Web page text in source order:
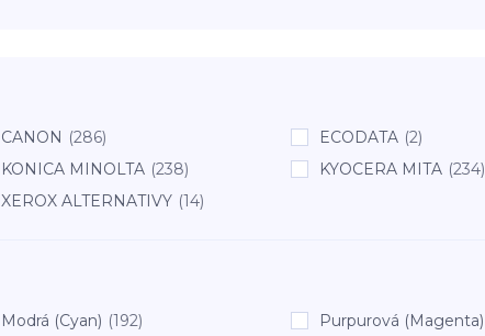
CANON (286) ECODATA (2)
KONICA MINOLTA (238) KYOCERA MITA (234)
XEROX ALTERNATIVY (14)
Modrá (Cyan) (192) Purpurová (Magenta)